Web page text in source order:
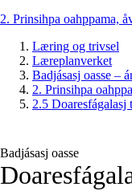
2. Prinsihpa oahppama,
Læring og trivsel
Læreplanverket
Badjásasj oasse –
2. Prinsihpa
2.5 Doaresfágalasj
Badjásasj oasse